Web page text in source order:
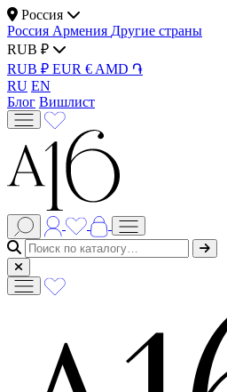
Россия
Россия Армения Другие страны
RUB ₽
RUB ₽ EUR € AMD ֏
RU EN
Блог Вишлист